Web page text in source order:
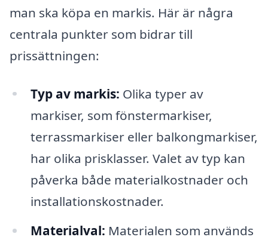
man ska köpa en markis. Här är några
centrala punkter som bidrar till
prissättningen:
Typ av markis: Olika typer av
markiser, som fönstermarkiser,
terrassmarkiser eller balkongmarkiser,
har olika prisklasser. Valet av typ kan
påverka både materialkostnader och
installationskostnader.
Materialval: Materialen som används